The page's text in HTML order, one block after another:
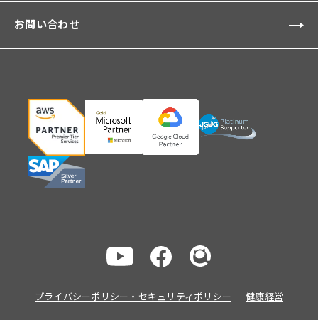
お問い合わせ
プライバシーポリシー・セキュリティポリシー 健康経営